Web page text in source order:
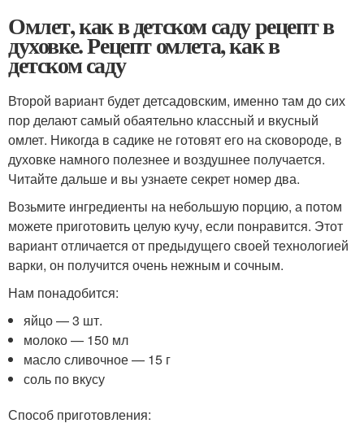
Омлет, как в детском саду рецепт в
духовке. Рецепт омлета, как в
детском саду
Второй вариант будет детсадовским, именно там до сих
пор делают самый обаятельно классный и вкусный
омлет. Никогда в садике не готовят его на сковороде, в
духовке намного полезнее и воздушнее получается.
Читайте дальше и вы узнаете секрет номер два.
Возьмите ингредиенты на небольшую порцию, а потом
можете приготовить целую кучу, если понравится. Этот
вариант отличается от предыдущего своей технологией
варки, он получится очень нежным и сочным.
Нам понадобится:
яйцо — 3 шт.
молоко — 150 мл
масло сливочное — 15 г
соль по вкусу
Способ приготовления: